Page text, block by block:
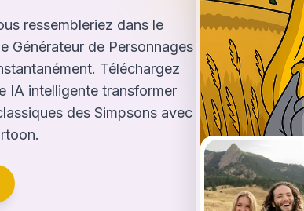
ressembleriez dans le
Générateur de Personnages
Téléchargez
IA intelligente transformer
des Simpsons avec